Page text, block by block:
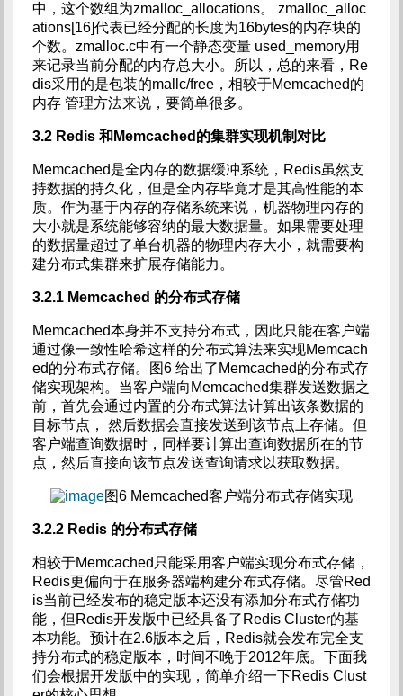
中，这个数组为zmalloc_allocations。 zmalloc_alloc
ations[16]代表已经分配的长度为16bytes的内存块的
个数。zmalloc.c中有一个静态变量 used_memory用
来记录当前分配的内存总大小。所以，总的来看，Re
dis采用的是包装的mallc/free，相较于Memcached的
内存 管理方法来说，要简单很多。
3.2 Redis 和Memcached的集群实现机制对比
Memcached是全内存的数据缓冲系统，Redis虽然支
持数据的持久化，但是全内存毕竟才是其高性能的本
质。作为基于内存的存储系统来说，机器物理内存的
大小就是系统能够容纳的最大数据量。如果需要处理
的数据量超过了单台机器的物理内存大小，就需要构
建分布式集群来扩展存储能力。
3.2.1 Memcached 的分布式存储
Memcached本身并不支持分布式，因此只能在客户端
通过像一致性哈希这样的分布式算法来实现Memcach
ed的分布式存储。图6 给出了Memcached的分布式存
储实现架构。当客户端向Memcached集群发送数据之
前，首先会通过内置的分布式算法计算出该条数据的
目标节点， 然后数据会直接发送到该节点上存储。但
客户端查询数据时，同样要计算出查询数据所在的节
点，然后直接向该节点发送查询请求以获取数据。
图6 Memcached客户端分布式存储实现
3.2.2 Redis 的分布式存储
相较于Memcached只能采用客户端实现分布式存储，
Redis更偏向于在服务器端构建分布式存储。尽管Red
is当前已经发布的稳定版本还没有添加分布式存储功
能，但Redis开发版中已经具备了Redis Cluster的基
本功能。预计在2.6版本之后，Redis就会发布完全支
持分布式的稳定版本，时间不晚于2012年底。下面我
们会根据开发版中的实现，简单介绍一下Redis Clust